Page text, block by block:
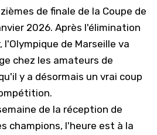
de finale de la Coupe de
2026. Après l'élimination
l'Olympique de Marseille va
chez les amateurs de
y a désormais un vrai coup
de la réception de
champions, l'heure est à la